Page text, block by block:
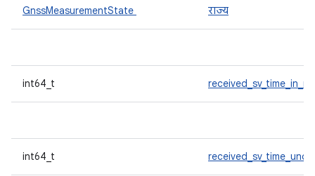
GnssMeasurementState राज्य
int64_t received_sv_time_in_ns
int64_t